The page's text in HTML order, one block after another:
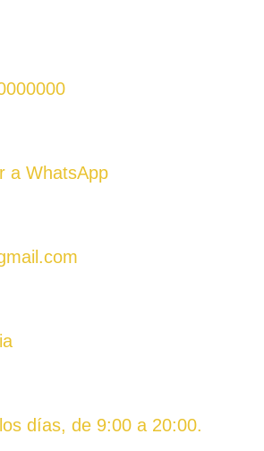
a WhatsApp
días, de 9:00 a 20:00.